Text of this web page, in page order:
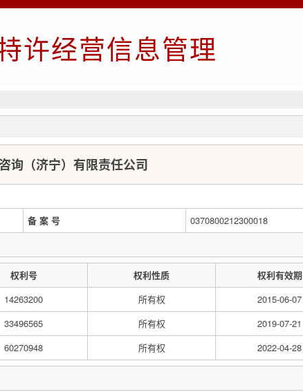
许经营信息管理
询（济宁）有限责任公司
备 案 号
0370800212300018
权利号 权利性质
权利有效期
14263200 所有权
2015-06-07
33496565 所有权
2019-07-21
60270948 所有权 2022-04-28